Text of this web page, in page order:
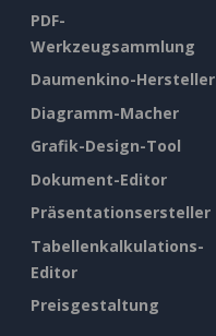
PDF-
Werkzeugsammlung
Daumenkino-Hersteller
Diagramm-Macher
Grafik-Design-Tool
Dokument-Editor
Präsentationsersteller
Tabellenkalkulations-
Editor
Preisgestaltung